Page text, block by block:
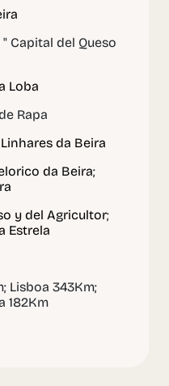
Capital del Queso
Loba
Rapa
Linhares da Beira
da Beira;
y del Agricultor;
Estrela
Lisboa 343Km;
182Km